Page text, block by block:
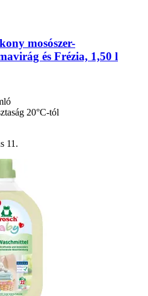
mosószer-​
és Frézia, 1,50 l
20°C-tól
11.